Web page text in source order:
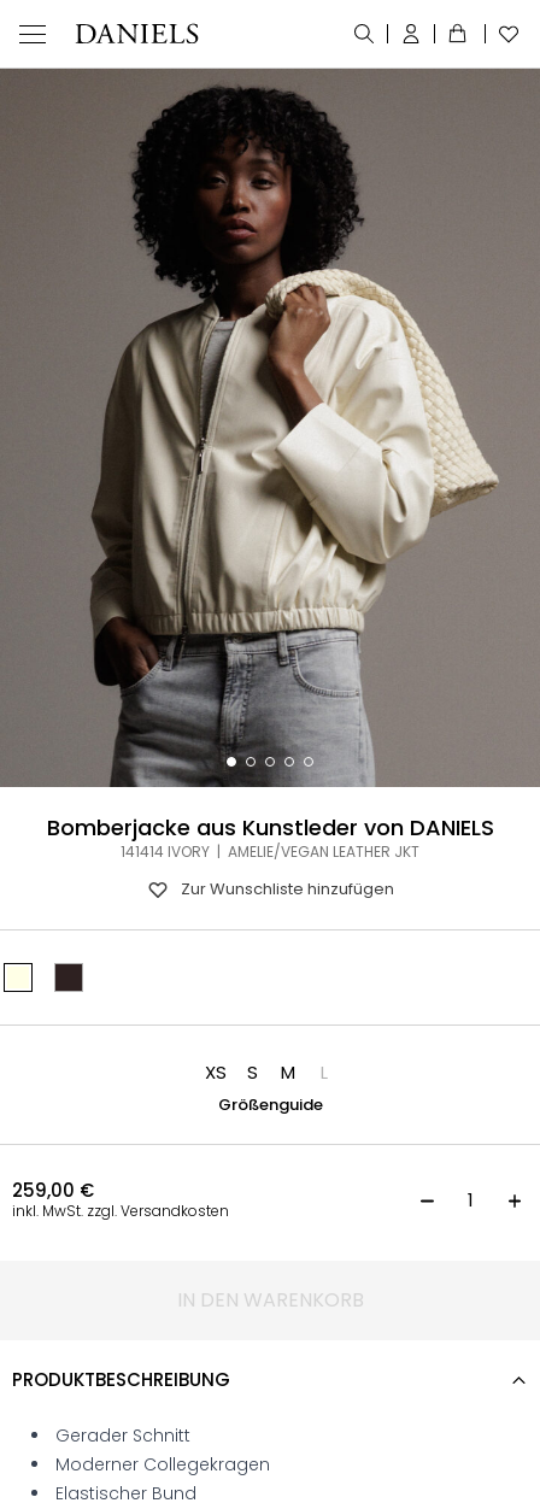
Bomberjacke aus Kunstleder von DANIELS
141414 IVORY | AMELIE/VEGAN LEATHER JKT
Zur Wunschliste hinzufügen
XS S M L
Größenguide
259,00 €
inkl. MwSt. zzgl. Versandkosten
IN DEN WARENKORB
PRODUKTBESCHREIBUNG
Gerader Schnitt
Moderner Collegekragen
Elastischer Bund